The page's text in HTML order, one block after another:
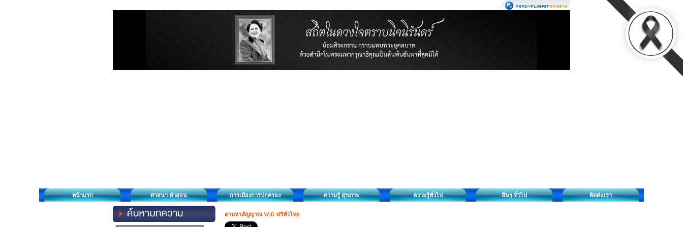
หน้าแรก ศาสนา คำสอน การเมืองการปกครอง ความรู้ สุขภาพ ความรู้ทั่วไป อื่นๆ ทั่วไป ติดต่อเรา
ตามหาสัญญาณ Wifi ฟรีทั่วไทย